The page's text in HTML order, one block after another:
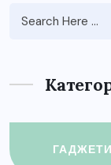
ГАДЖЕТИ